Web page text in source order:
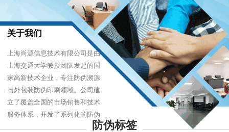
关于我们
上海尚源信息技术有限公司是由
上海交通大学教授团队发起的国
家高新技术企业，专注防伪溯源
与外包装防伪印刷领域。公司建
立了覆盖全国的市场销售和技术
服务体系，开发了系列化的防伪
产品，以难仿制、易识别、优成防伪标签